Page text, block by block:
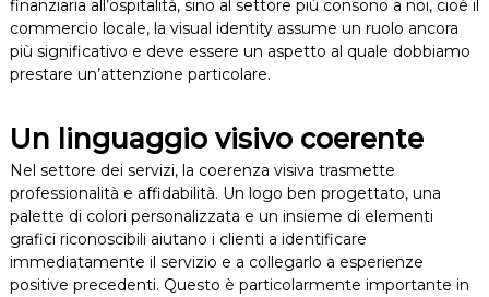
finanziaria all’ospitalità, sino al settore più consono a noi, cioè il
commercio locale, la visual identity assume un ruolo ancora
più significativo e deve essere un aspetto al quale dobbiamo
prestare un’attenzione particolare.
Un linguaggio visivo coerente
Nel settore dei servizi, la coerenza visiva trasmette
professionalità e affidabilità. Un logo ben progettato, una
palette di colori personalizzata e un insieme di elementi
grafici riconoscibili aiutano i clienti a identificare
immediatamente il servizio e a collegarlo a esperienze
positive precedenti. Questo è particolarmente importante in